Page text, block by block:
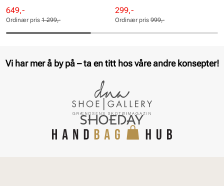
Rabattert
pris
Pris
649,-
Ordinær
pris
Pris
Ordinær pris 1 299,-
Rabattert
pris
Pris
299,-
Ordinær
pris
Pris
Ordinær pris 999,-
Vi har mer å by på – ta en titt hos våre andre konsepter!